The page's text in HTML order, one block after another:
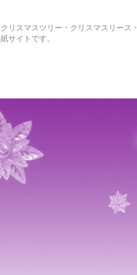
クリスマスツリー・クリスマスリース
紙サイトです。